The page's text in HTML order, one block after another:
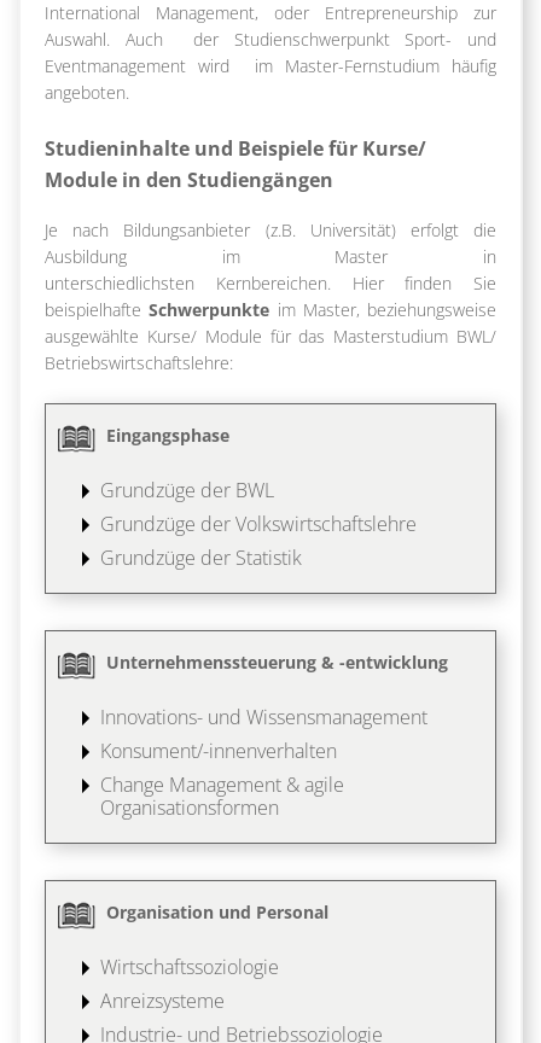
International Management, oder Entrepreneurship zur
Auswahl. Auch der Studienschwerpunkt Sport- und
Eventmanagement wird im Master-Fernstudium häufig
angeboten.
Studieninhalte und Beispiele für Kurse/
Module in den Studiengängen
Je nach Bildungsanbieter (z.B. Universität) erfolgt die
Ausbildung im Master in
unterschiedlichsten Kernbereichen. Hier finden Sie
beispielhafteSchwerpunkte im Master, beziehungsweise
ausgewählte Kurse/ Module für das Masterstudium BWL/
Betriebswirtschaftslehre:
Eingangsphase
Grundzüge der BWL
Grundzüge der Volkswirtschaftslehre
Grundzüge der Statistik
Unternehmenssteuerung & -entwicklung
Innovations- und Wissensmanagement
Konsument/-innenverhalten
Change Management & agile
Organisationsformen
Organisation und Personal
Wirtschaftssoziologie
Anreizsysteme
Industrie- und Betriebssoziologie